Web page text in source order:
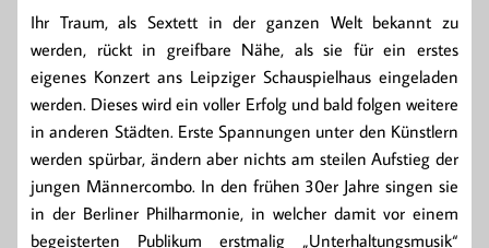
Ihr Traum, als Sextett in der ganzen Welt bekannt zu
werden, rückt in greifbare Nähe, als sie für ein erstes
eigenes Konzert ans Leipziger Schauspielhaus eingeladen
werden. Dieses wird ein voller Erfolg und bald folgen weitere
in anderen Städten. Erste Spannungen unter den Künstlern
werden spürbar, ändern aber nichts am steilen Aufstieg der
jungen Männercombo. In den frühen 30er Jahre singen sie
in der Berliner Philharmonie, in welcher damit vor einem
begeisterten Publikum erstmalig „Unterhaltungsmusik“